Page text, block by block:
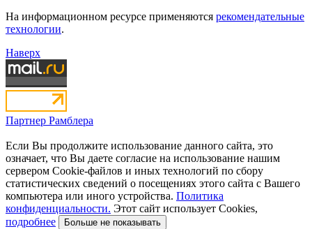
На информационном ресурсе применяются рекомендательные
технологии.
Наверх
Партнер Рамблера
Если Вы продолжите использование данного сайта, это
означает, что Вы даете согласие на использование нашим
сервером Cookie-файлов и иных технологий по сбору
статистических сведений о посещениях этого сайта с Вашего
компьютера или иного устройства. Политика
конфиденциальности. Этот сайт использует Cookies,
подробнее
Больше не показывать